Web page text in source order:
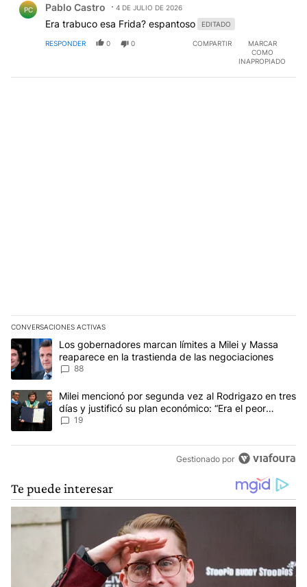
PC Pablo Castro 4 DE JULIO DE 2026
Era trabuco esa Frida? espantoso EDITADO
RESPONDER 0 0 COMPARTIR
MARCAR
COMO
INAPROPIADO
CONVERSACIONES ACTIVAS
Este listado muestra los artículos con más comentarios en los
Un artículo de tendencia con el título "Los gobernadores
Los gobernadores marcan límites a Milei y Massa
reaparece en la trastienda de las negociaciones
88
Un artículo de tendencia con el título "Milei mencionó por
Milei mencionó por segunda vez al Rodrigazo en tres
días y justificó su plan económico: “Era el peor
escenario posible”
19
Gestionado por